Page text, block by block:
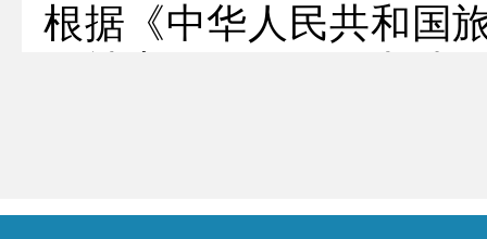
根据《中华人民共和国
求，将旅责险统保示范